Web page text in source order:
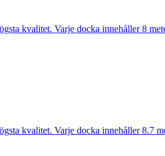
kvalitet. Varje docka innehåller 8
kvalitet. Varje docka innehåller 8.7